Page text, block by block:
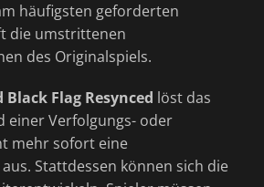
häufigsten geforderten
die umstrittenen
des Originalspiels.
Black Flag Resynced löst das
einer Verfolgungs- oder
mehr sofort eine
Stattdessen können sich die